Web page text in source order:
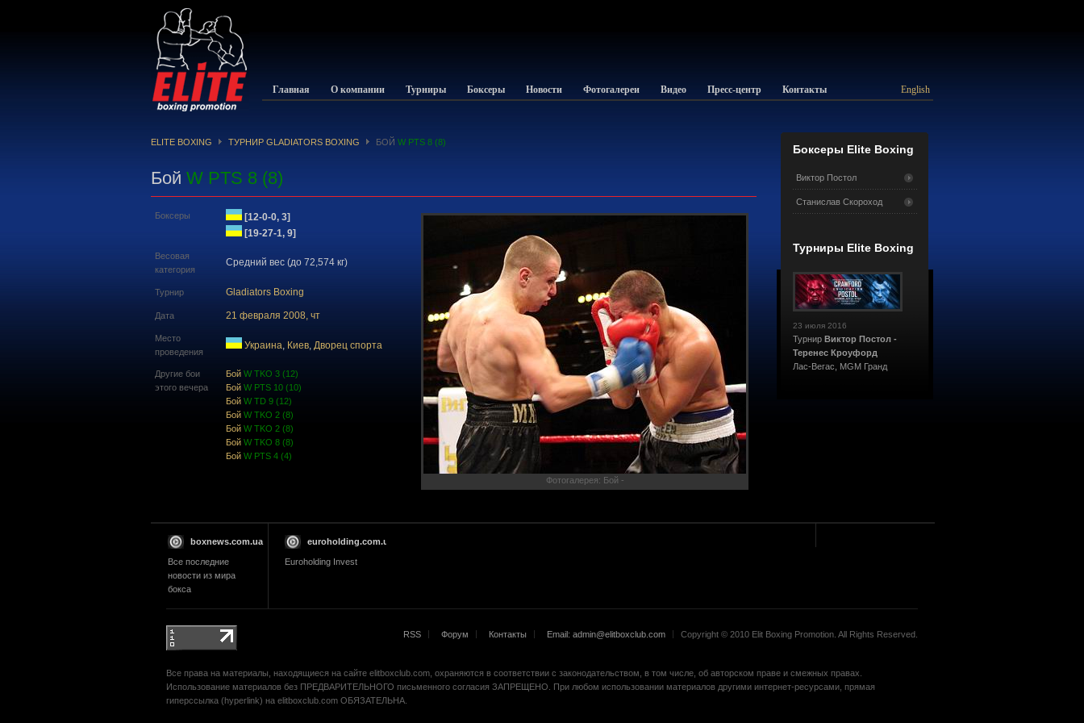
Главная О компании Турниры Боксеры Новости Фотогалереи Видео Пресс-центр Контакты English
ELITE BOXING ТУРНИР GLADIATORS BOXING БОЙ W PTS 8 (8)
Бой W PTS 8 (8)
Фотогалерея: Бой -
Боксеры
[12-0-0, 3]
[19-27-1, 9]
Весовая
категория
Средний вес (до 72,574 кг)
Турнир Gladiators Boxing
Дата 21 февраля 2008, чт
Место
проведения
Украина, Киев, Дворец спорта
Другие бои
этого вечера
Бой W TKO 3 (12)
Бой W PTS 10 (10)
Бой W TD 9 (12)
Бой W TKO 2 (8)
Бой W TKO 2 (8)
Бой W TKO 8 (8)
Бой W PTS 4 (4)
Боксеры Elite Boxing
Виктор Постол
Станислав Скороход
Турниры Elite Boxing
23 июля 2016
Турнир Виктор Постол -
Теренес Кроуфорд
Лас-Вегас, MGM Гранд
boxnews.com.ua
Все последние
новости из мира
бокса
euroholding.com.ua
Euroholding Invest
RSS Форум Контакты Email: admin@elitboxclub.com Copyright © 2010 Elit Boxing Promotion. All Rights Reserved.
Все права на материалы, находящиеся на сайте elitboxclub.com, охраняются в соответствии с законодательством, в том числе, об авторском праве и смежных правах.
Использование материалов без ПРЕДВАРИТЕЛЬНОГО письменного согласия ЗАПРЕЩЕНО. При любом использовании материалов другими интернет-ресурсами, прямая
гиперссылка (hyperlink) на elitboxclub.com ОБЯЗАТЕЛЬНА.